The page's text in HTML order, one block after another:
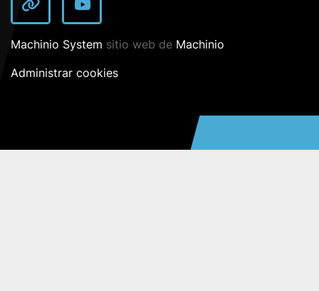
other youtube
Machinio System sitio web de Machinio
Administrar cookies